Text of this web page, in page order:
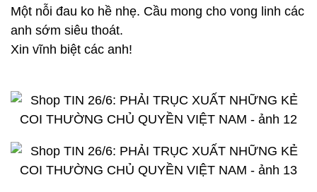
Một nỗi đau ko hề nhẹ. Cầu mong cho vong linh các
anh sớm siêu thoát.
Xin vĩnh biệt các anh!